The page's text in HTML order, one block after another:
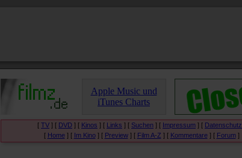
Apple Music und
iTunes Charts
[ TV ] [ DVD ] [ Kinos ] [ Links ] [ Suchen ] [ Impressum ] [ Datenschutz
[ Home] [ Im Kino] [ Preview] [ Film A-Z ] [ Kommentare] [ Forum]